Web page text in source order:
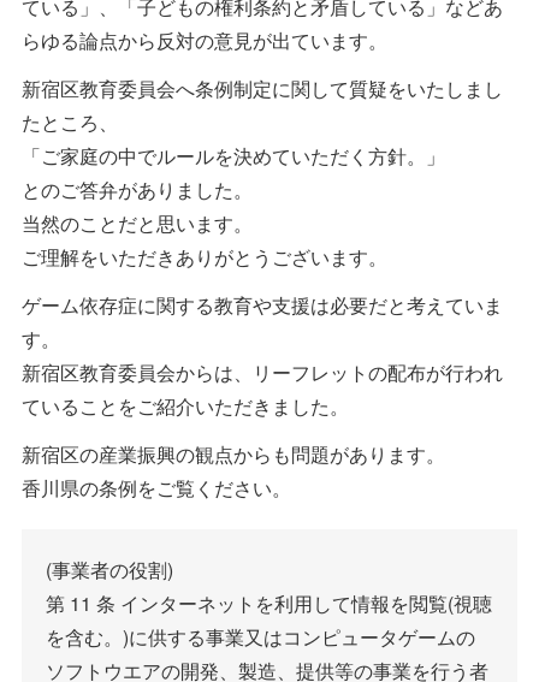
ている」、「子どもの権利条約と矛盾している」などあ
らゆる論点から反対の意見が出ています。
新宿区教育委員会へ条例制定に関して質疑をいたしまし
たところ、
「ご家庭の中でルールを決めていただく方針。」
とのご答弁がありました。
当然のことだと思います。
ご理解をいただきありがとうございます。
ゲーム依存症に関する教育や支援は必要だと考えていま
す。
新宿区教育委員会からは、リーフレットの配布が行われ
ていることをご紹介いただきました。
新宿区の産業振興の観点からも問題があります。
香川県の条例をご覧ください。
(事業者の役割)
第 11 条 インターネットを利用して情報を閲覧(視聴
を含む。)に供する事業又はコンピュータゲームの
ソフトウエアの開発、製造、提供等の事業を行う者